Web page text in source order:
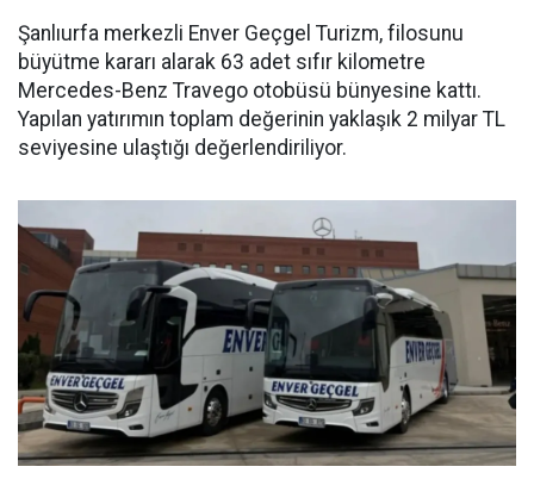
Şanlıurfa merkezli Enver Geçgel Turizm, filosunu
büyütme kararı alarak 63 adet sıfır kilometre
Mercedes-Benz Travego otobüsü bünyesine kattı.
Yapılan yatırımın toplam değerinin yaklaşık 2 milyar TL
seviyesine ulaştığı değerlendiriliyor.